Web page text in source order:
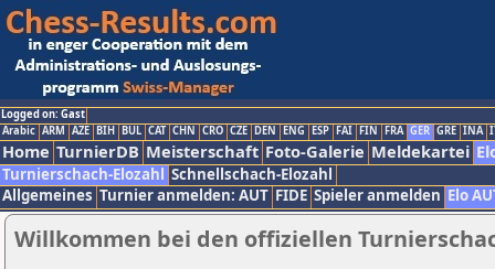
Logged on: Gast
Arabic ARM AZE BIH BUL CAT CHN CRO CZE DEN ENG ESP FAI FIN FRA GER GRE INA
Home TurnierDB Meisterschaft Foto-Galerie Meldekartei
Turnierschach-Elozahl Schnellschach-Elozahl
Allgemeines Turnier anmelden: AUT FIDE Spieler anmelden Elo
Willkommen bei den offiziellen